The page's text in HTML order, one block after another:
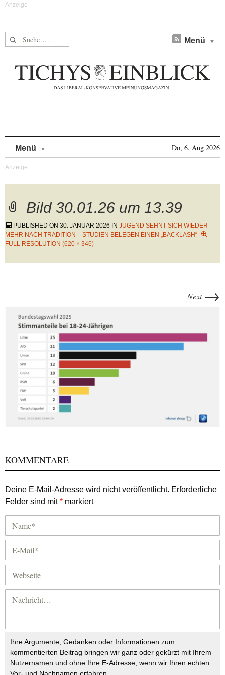
Suche nach: Menü
Menü Do, 6. Aug 2026
Bild 30.01.26 um 13.39
PUBLISHED ON 30. JANUAR 2026 IN JUGEND SEHNT SICH WIEDER
MEHR NACH TRADITION – STUDIEN BELEGEN EINEN „BACKLASH“
FULL RESOLUTION (620 × 346)
Next →
KOMMENTARE
Deine E-Mail-Adresse wird nicht veröffentlicht. Erforderliche
Felder sind mit* markiert
Ihre Argumente, Gedanken oder Informationen zum
kommentierten Beitrag bringen wir ganz oder gekürzt mit Ihrem
Nutzernamen und ohne Ihre E-Adresse, wenn wir Ihren echten